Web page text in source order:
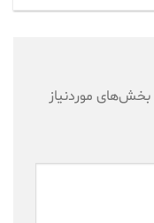
بخش‌های موردنیاز